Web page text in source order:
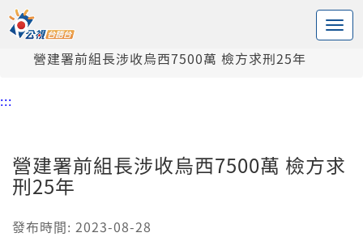
中央內容區塊
頭頁
營建署前組長涉收烏西7500萬 檢方求刑25年
:::
營建署前組長涉收烏西7500萬 檢方求
刑25年
發布時間: 2023-08-28